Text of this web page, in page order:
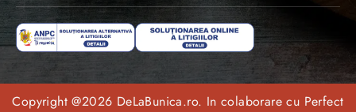
Copyright @2026 DeLaBunica.ro. In colaborare cu Perfect